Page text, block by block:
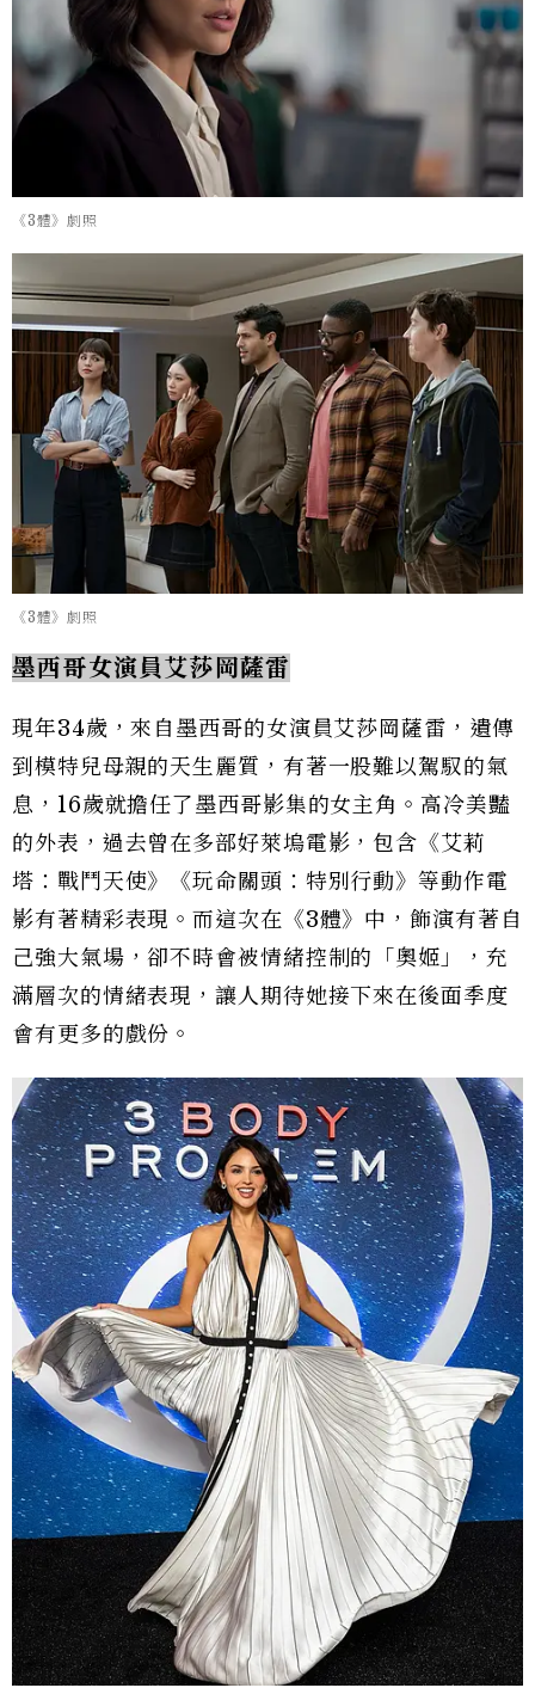
《3體》劇照
《3體》劇照
墨西哥女演員艾莎岡薩雷
現年34歲，來自墨西哥的女演員艾莎岡薩雷，遺傳
到模特兒母親的天生麗質，有著一股難以駕馭的氣
息，16歲就擔任了墨西哥影集的女主角。高冷美豔
的外表，過去曾在多部好萊塢電影，包含《艾莉
塔：戰鬥天使》《玩命關頭：特別行動》等動作電
影有著精彩表現。而這次在《3體》中，飾演有著自
己強大氣場，卻不時會被情緒控制的「奧姬」，充
滿層次的情緒表現，讓人期待她接下來在後面季度
會有更多的戲份。